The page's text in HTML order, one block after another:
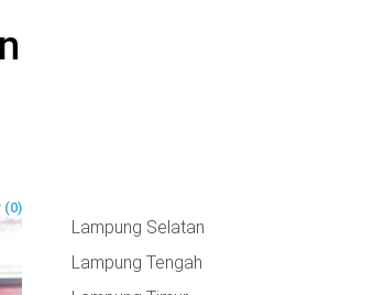
(0)
Lampung Selatan
Lampung Tengah